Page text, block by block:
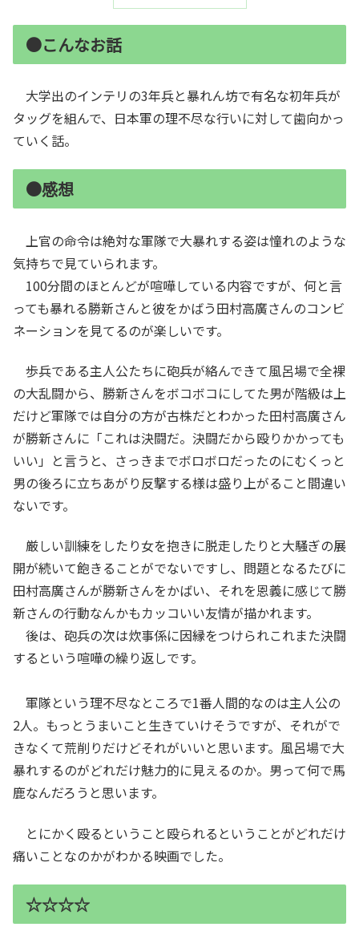
●こんなお話
大学出のインテリの3年兵と暴れん坊で有名な初年兵が
タッグを組んで、日本軍の理不尽な行いに対して歯向かっ
ていく話。
●感想
上官の命令は絶対な軍隊で大暴れする姿は憧れのような
気持ちで見ていられます。
100分間のほとんどが喧嘩している内容ですが、何と言
っても暴れる勝新さんと彼をかばう田村高廣さんのコンビ
ネーションを見てるのが楽しいです。
歩兵である主人公たちに砲兵が絡んできて風呂場で全裸
の大乱闘から、勝新さんをボコボコにしてた男が階級は上
だけど軍隊では自分の方が古株だとわかった田村高廣さん
が勝新さんに「これは決闘だ。決闘だから殴りかかっても
いい」と言うと、さっきまでボロボロだったのにむくっと
男の後ろに立ちあがり反撃する様は盛り上がること間違い
ないです。
厳しい訓練をしたり女を抱きに脱走したりと大騒ぎの展
開が続いて飽きることがでないですし、問題となるたびに
田村高廣さんが勝新さんをかばい、それを恩義に感じて勝
新さんの行動なんかもカッコいい友情が描かれます。
後は、砲兵の次は炊事係に因縁をつけられこれまた決闘
するという喧嘩の繰り返しです。
軍隊という理不尽なところで1番人間的なのは主人公の
2人。もっとうまいこと生きていけそうですが、それがで
きなくて荒削りだけどそれがいいと思います。風呂場で大
暴れするのがどれだけ魅力的に見えるのか。男って何で馬
鹿なんだろうと思います。
とにかく殴るということ殴られるということがどれだけ
痛いことなのかがわかる映画でした。
☆☆☆☆